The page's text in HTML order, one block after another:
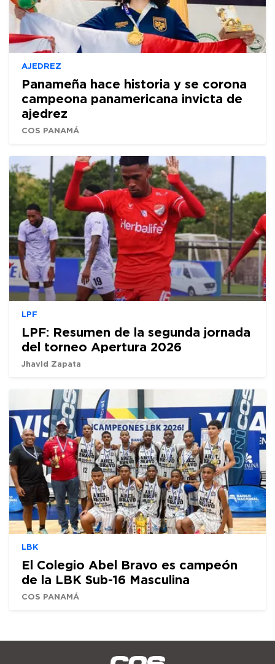
AJEDREZ
Panameña hace historia y se corona
campeona panamericana invicta de
ajedrez
COS PANAMÁ
LPF
LPF: Resumen de la segunda jornada
del torneo Apertura 2026
Jhavid Zapata
LBK
El Colegio Abel Bravo es campeón
de la LBK Sub-16 Masculina
COS PANAMÁ